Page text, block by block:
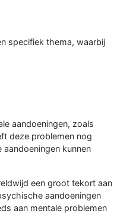
specifiek thema, waarbij
aandoeningen, zoals
deze problemen nog
kunnen
een groot tekort aan
aandoeningen
aan mentale problemen